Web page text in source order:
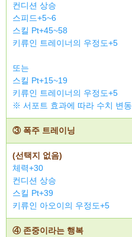
컨디션 상승
스피드+5~6
스킬 Pt+45~58
키류인 트레이너의 우정도+5
또는
스킬 Pt+15~19
키류인 트레이너의 우정도+5
※ 서포트 효과에 따라 수치 변동
③ 폭주 트레이닝
(선택지 없음)
체력+30
컨디션 상승
스킬 Pt+39
키류인 아오이의 우정도+5
④ 존중이라는 행복